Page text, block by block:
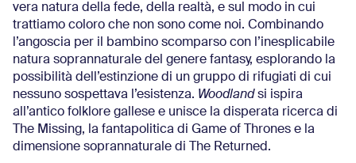
vera natura della fede, della realtà, e sul modo in cui
trattiamo coloro che non sono come noi. Combinando
l’angoscia per il bambino scomparso con l’inesplicabile
natura soprannaturale del genere fantasy, esplorando la
possibilità dell’estinzione di un gruppo di rifugiati di cui
nessuno sospettava l’esistenza. Woodlandsi ispira
all’antico folklore gallese e unisce la disperata ricerca di
The Missing, la fantapolitica di Game of Thrones e la
dimensione soprannaturale di The Returned.